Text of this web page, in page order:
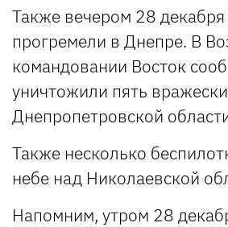
Также вечером 28
прогремели в Днепре. В
командовании Восток
уничтожили пять
Днепропетровской
Также несколько
небе над Николаевской
Напомним, утром 28